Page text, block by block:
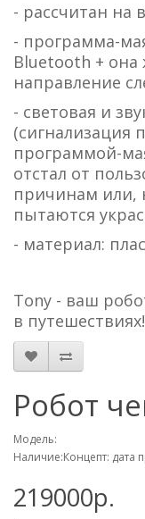
- рассчитан на
- программа-
Bluetooth +
направление
- световая и
(сигнализация
программой-
отстал от
причинам или,
пытаются
- материал:
Tony - ваш
в путешествиях!
Робот
Модель:
Наличие:Концепт: дата
219000р.